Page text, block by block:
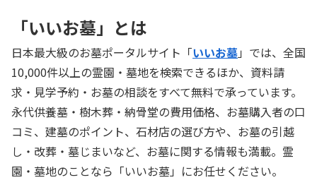
「いいお墓」とは
日本最大級のお墓ポータルサイト「いいお墓」では、全国
10,000件以上の霊園・墓地を検索できるほか、資料請
求・見学予約・お墓の相談をすべて無料で承っています。
永代供養墓・樹木葬・納骨堂の費用価格、お墓購入者の口
コミ、建墓のポイント、石材店の選び方や、お墓の引越
し・改葬・墓じまいなど、お墓に関する情報も満載。霊
園・墓地のことなら「いいお墓」にお任せください。